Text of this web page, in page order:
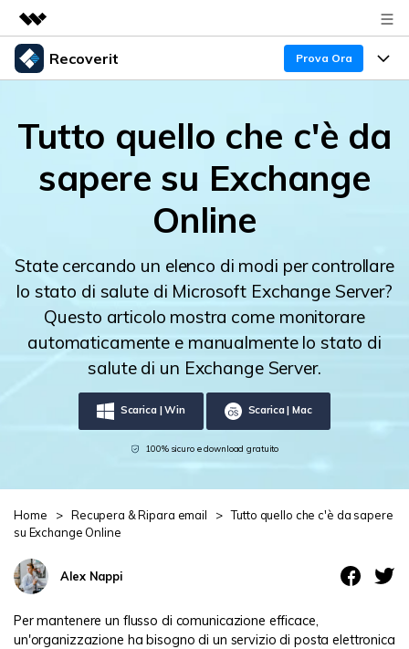
Prodotti in evidenza
Panoramica
Chi siamo
Sala stampa
Supporto
Recoverit Prova Ora
Recupero Dati
Backup Dati
Funzionalità
Recover file Media
Recover From Devices
Controlla tutte le caratteristiche
Problemi del Computer
Problemi del Dispositivo Archiviazione
Problemi del Backup
Supporto
Novità
Guida
50% OFF!
SCARICA ORA Accedi
Tutto quello che c'è da
sapere su Exchange
Online
State cercando un elenco di modi per controllare
lo stato di salute di Microsoft Exchange Server?
Questo articolo mostra come monitorare
automaticamente e manualmente lo stato di
salute di un Exchange Server.
Scarica | Win Scarica | Mac
100% sicuro e download gratuito
Home > Recupera & Ripara email > Tutto quello che c'è da sapere
su Exchange Online
Alex Nappi
Per mantenere un flusso di comunicazione efficace,
un'organizzazione ha bisogno di un servizio di posta elettronica